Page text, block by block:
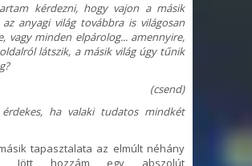
kérdezni, hogy vajon a másik
anyagi világ továbbra is világosan
vagy minden elpárolog... amennyire,
látszik, a másik világ úgy tűnik
(csend)
ha valaki tudatos mindkét
tapasztalata az elmúlt néhány
Jött hozzám egy abszolút